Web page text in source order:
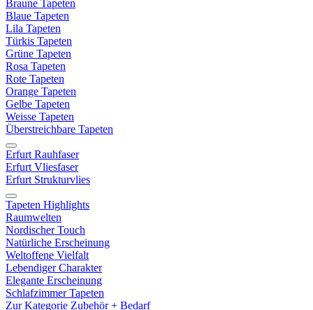
Braune Tapeten
Blaue Tapeten
Lila Tapeten
Türkis Tapeten
Grüne Tapeten
Rosa Tapeten
Rote Tapeten
Orange Tapeten
Gelbe Tapeten
Weisse Tapeten
Überstreichbare Tapeten
Erfurt Rauhfaser
Erfurt Vliesfaser
Erfurt Strukturvlies
Tapeten Highlights
Raumwelten
Nordischer Touch
Natürliche Erscheinung
Weltoffene Vielfalt
Lebendiger Charakter
Elegante Erscheinung
Schlafzimmer Tapeten
Zur Kategorie Zubehör + Bedarf